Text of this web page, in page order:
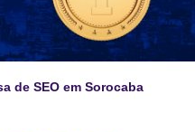
de SEO em Sorocaba